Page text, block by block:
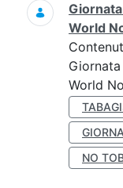
World
World
NO